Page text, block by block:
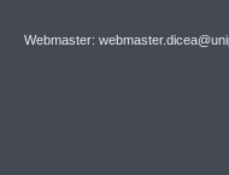
Webmaster: